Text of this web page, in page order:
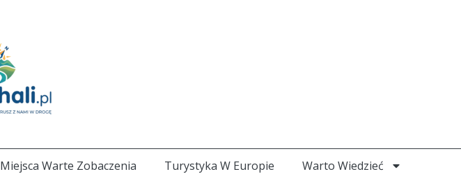
Miejsca Warte Zobaczenia Turystyka W Europie Warto Wiedzieć